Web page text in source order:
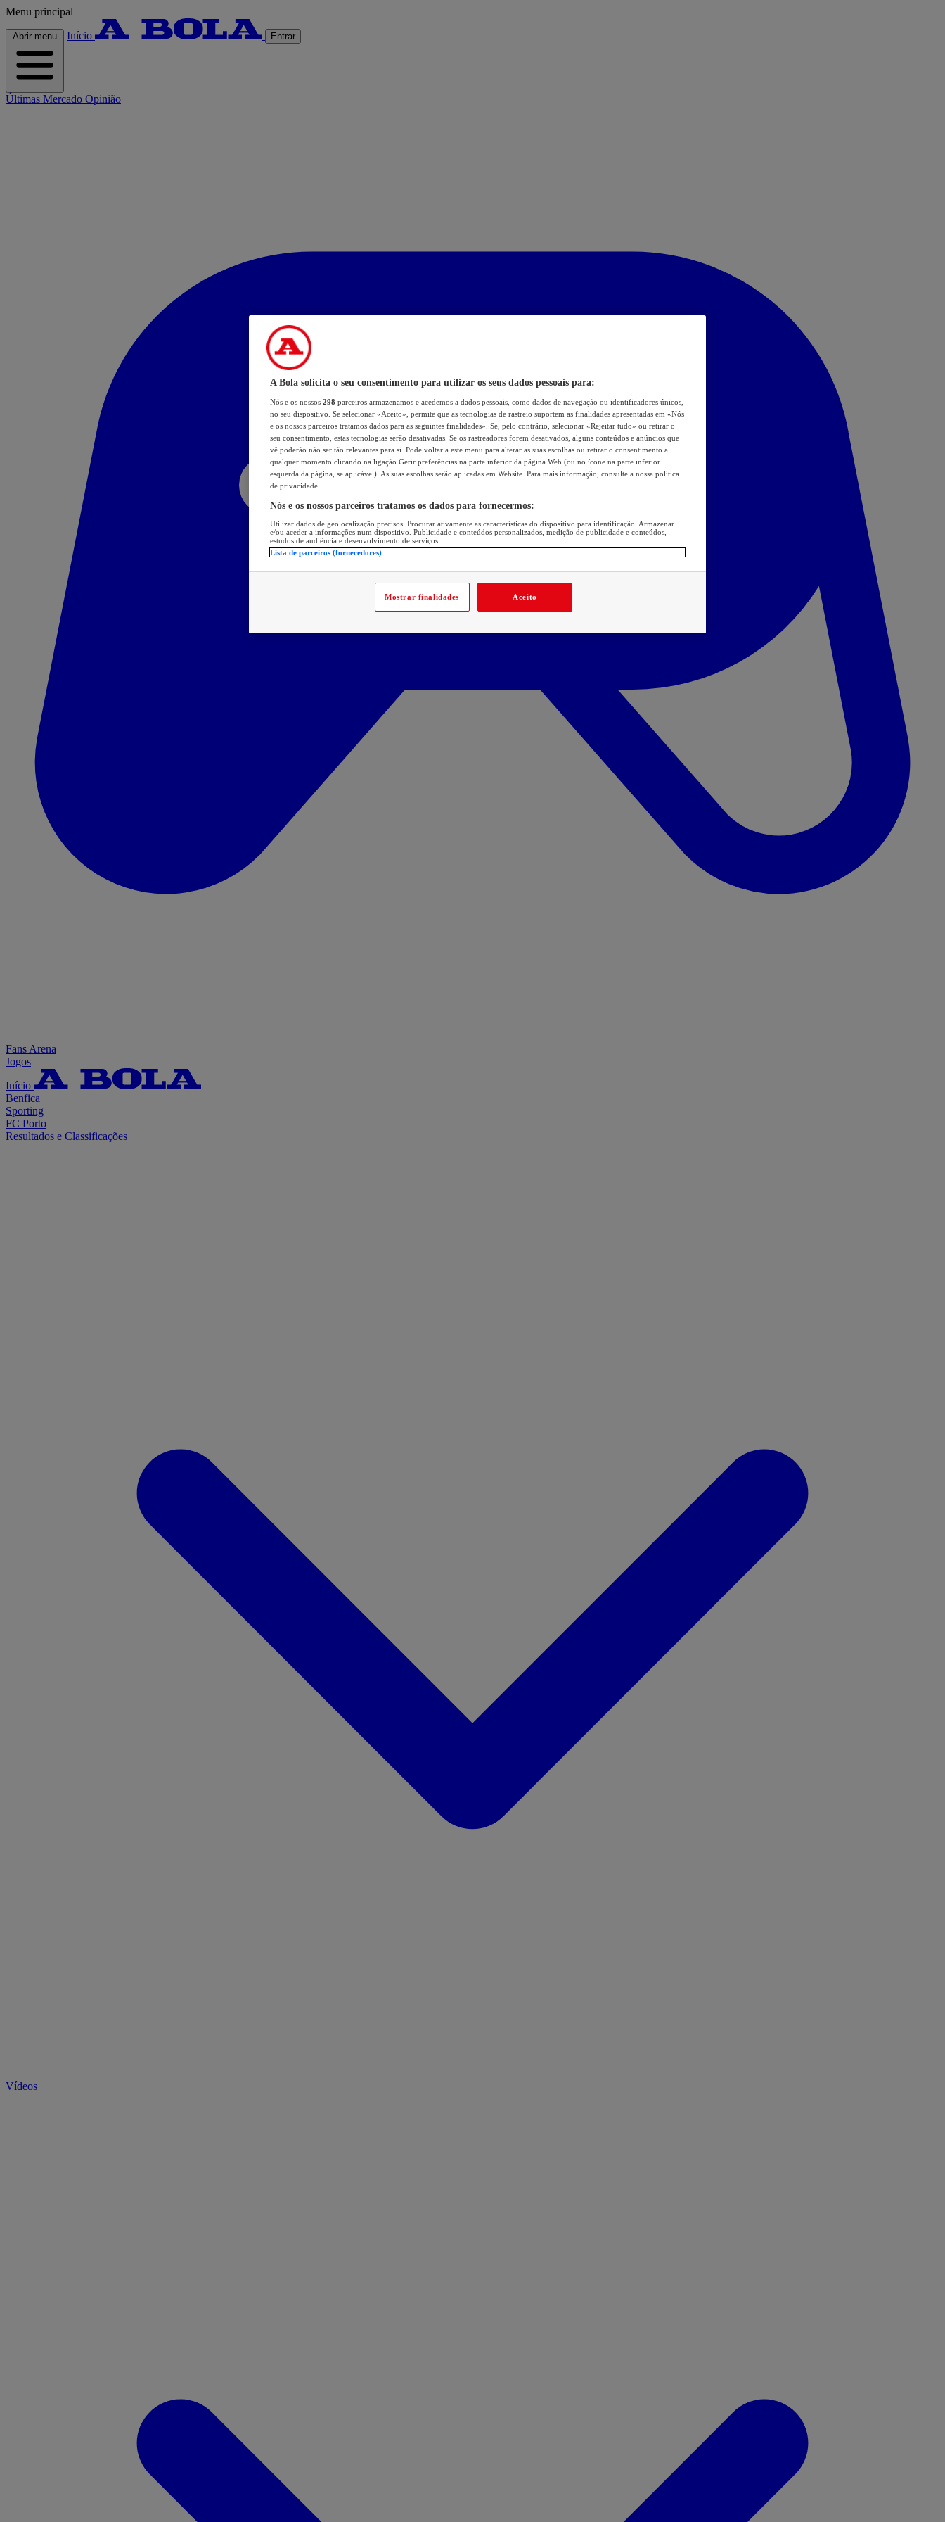
Menu principal
Abrir menu Início Entrar
Últimas Mercado Opinião
Fans Arena
Jogos
Início
Benfica
Sporting
FC Porto
Resultados e Classificações
Vídeos
A Bola solicita o seu consentimento para utilizar os seus dados pessoais para:
Nós e os nossos 298 parceiros armazenamos e acedemos a dados pessoais, como dados de navegação ou identificadores únicos,
no seu dispositivo. Se selecionar «Aceito», permite que as tecnologias de rastreio suportem as finalidades apresentadas em «Nós
e os nossos parceiros tratamos dados para as seguintes finalidades». Se, pelo contrário, selecionar «Rejeitar tudo» ou retirar o
seu consentimento, estas tecnologias serão desativadas. Se os rastreadores forem desativados, alguns conteúdos e anúncios que
vê poderão não ser tão relevantes para si. Pode voltar a este menu para alterar as suas escolhas ou retirar o consentimento a
qualquer momento clicando na ligação Gerir preferências na parte inferior da página Web (ou no ícone na parte inferior
esquerda da página, se aplicável). As suas escolhas serão aplicadas em Website. Para mais informação, consulte a nossa política
de privacidade.
Nós e os nossos parceiros tratamos os dados para fornecermos:
Utilizar dados de geolocalização precisos. Procurar ativamente as características do dispositivo para identificação. Armazenar
e/ou aceder a informações num dispositivo. Publicidade e conteúdos personalizados, medição de publicidade e conteúdos,
estudos de audiência e desenvolvimento de serviços.
Lista de parceiros (fornecedores)
Mostrar finalidades Aceito